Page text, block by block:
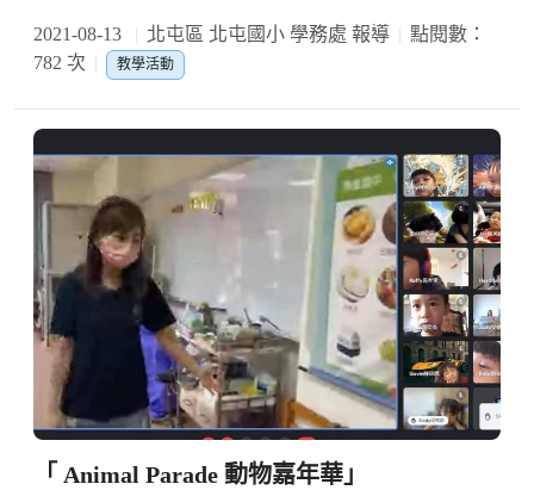
2021-08-13 北屯區 北屯國小 學務處 報導
點閱數：
782 次
教學活動
「 Animal Parade 動物嘉年華」